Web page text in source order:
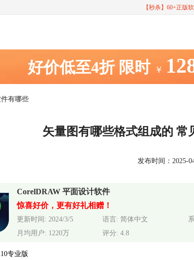
【秒杀】60+正版
好价低至4折 限时 ￥
有哪些
矢量图有哪些格式组成的
发布时间：2025-
CorelDRAW 平面设计软件
惊喜好价，更有好礼相赠！
更新时间: 2024/3/5 语言: 简体中文
月均用户: 1220万
评分: 4.8
专业版